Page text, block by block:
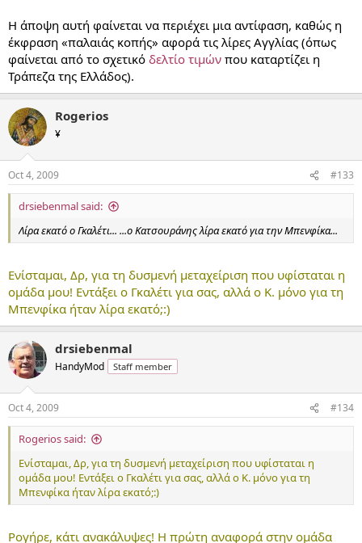
Η άποψη αυτή φαίνεται να περιέχει μια αντίφαση, καθώς η
έκφραση «παλαιάς κοπής» αφορά τις λίρες Αγγλίας (όπως
φαίνεται από το σχετικό δελτίο τιμών που καταρτίζει η
Τράπεζα της Ελλάδος).
Rogerios
¥
Oct 4, 2009 #133
drsiebenmal said:
Λίρα εκατό ο Γκαλέτι... ...ο Κατσουράνης λίρα εκατό για την Μπενφίκα...
Ενίσταμαι, Δρ, για τη δυσμενή μεταχείριση που υφίσταται η
ομάδα μου! Εντάξει ο Γκαλέτι για σας, αλλά ο Κ. μόνο για τη
Μπενφίκα ήταν λίρα εκατό;:)
drsiebenmal
HandyMod Staff member
Oct 4, 2009 #134
Rogerios said:
Ενίσταμαι, Δρ, για τη δυσμενή μεταχείριση που υφίσταται η
ομάδα μου! Εντάξει ο Γκαλέτι για σας, αλλά ο Κ. μόνο για τη
Μπενφίκα ήταν λίρα εκατό;:)
Ρογήρε, κάτι ανακάλυψες! Η πρώτη αναφορά στην ομάδα